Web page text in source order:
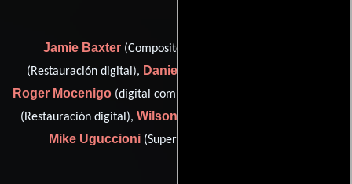
Jamie Baxter(Compositor digital),
(Restauración digital), Danielle Leiser
Roger Mocenigo (digital compositor: XY&Z),
(Restauración digital), Wilson Tang
Mike Uguccioni(Supervisor de efectos visuales)